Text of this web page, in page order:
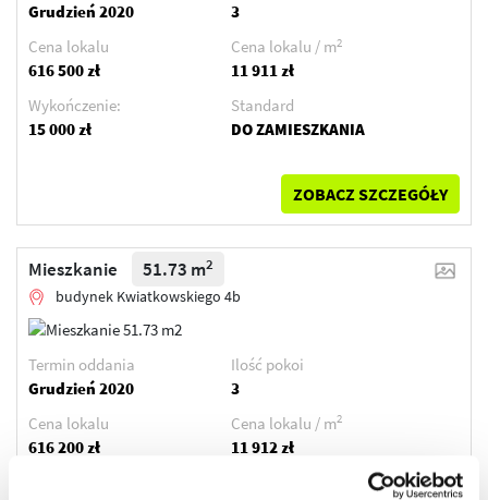
Grudzień 2020
3
Cena lokalu
616 500 zł
Cena lokalu / m2
11 911 zł
Wykończenie:
15 000 zł
Standard
DO ZAMIESZKANIA
ZOBACZ SZCZEGÓŁY
Mieszkanie 51.73 m2
budynek Kwiatkowskiego 4b
Termin oddania
Grudzień 2020
Ilość pokoi
3
Cena lokalu
616 200 zł
Cena lokalu / m2
11 912 zł